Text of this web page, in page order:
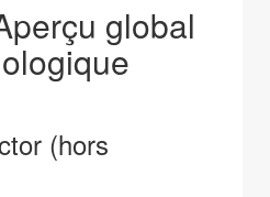
global
(hors